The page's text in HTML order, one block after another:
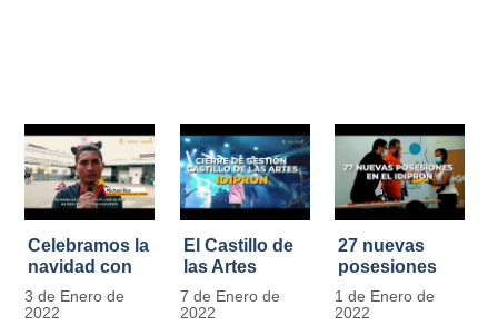
Celebramos la
navidad con
los Niños y
Niñas de los
3 de Enero de
2022
El Castillo de
las Artes
celebra su
primer año
7 de Enero de
2022
27 nuevas
posesiones
en el IDIPRON
1 de Enero de
2022